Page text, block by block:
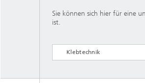
Sie können sich hier für eine
ist.